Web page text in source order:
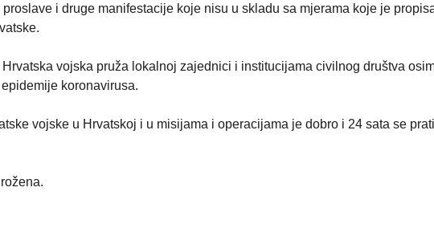
i druge manifestacije koje nisu u skladu sa mjerama koje je
vojska pruža lokalnoj zajednici i institucijama civilnog društva
koronavirusa.
vojske u Hrvatskoj i u misijama i operacijama je dobro i 24 sata se prati